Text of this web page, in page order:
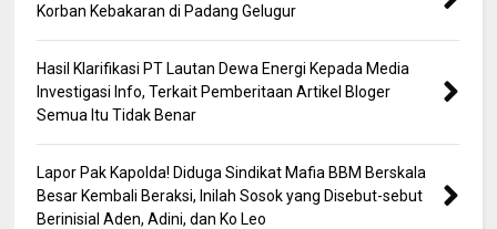
Korban Kebakaran di Padang Gelugur
Hasil Klarifikasi PT Lautan Dewa Energi Kepada Media
Investigasi Info, Terkait Pemberitaan Artikel Bloger
Semua Itu Tidak Benar
Lapor Pak Kapolda! Diduga Sindikat Mafia BBM Berskala
Besar Kembali Beraksi, Inilah Sosok yang Disebut-sebut
Berinisial Aden, Adini, dan Ko Leo